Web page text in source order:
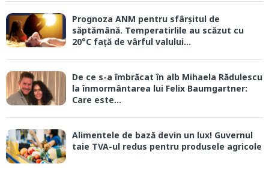
Prognoza ANM pentru sfârșitul de
săptămână. Temperatirlile au scăzut cu
20°C față de vârful valului...
De ce s-a îmbrăcat în alb Mihaela Rădulescu
la înmormântarea lui Felix Baumgartner:
Care este...
Alimentele de bază devin un lux! Guvernul
taie TVA-ul redus pentru produsele agricole